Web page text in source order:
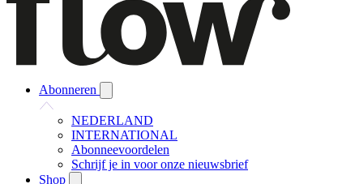
Abonneren
NEDERLAND
INTERNATIONAL
Abonneevoordelen
Schrijf je in voor onze nieuwsbrief
Shop